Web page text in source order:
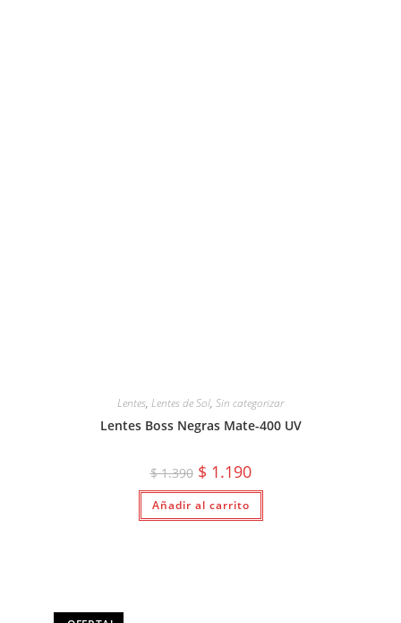
Lentes, Lentes de Sol, Sin categorizar
Lentes Boss Negras Mate-400 UV
$1.390 El
precio
original
era:
$ 1.390.
$ 1.190El
precio
actual
$ 1.190.
Añadir al carrito